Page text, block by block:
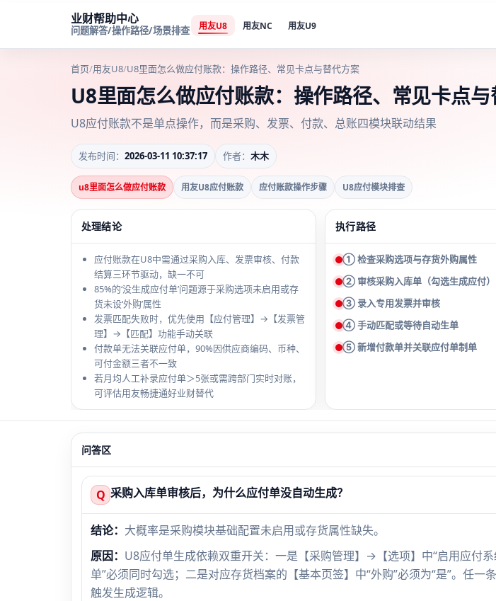
业财帮助中心
问题解答/操作路径/场景排查 用友U8 用友NC 用友U9
首页/用友U8/U8里面怎么做应付账款：操作路径、常见卡点与替代方案
U8里面怎么做应付账款：操作路径、常见卡点
U8应付账款不是单点操作，而是采购、发票、付款、总账四模块联动结果
发布时间： 2026-03-11 10:37:17 作者： 木木
u8里面怎么做应付账款 用友U8应付账款 应付账款操作步骤 U8应付模块排查
处理结论
应付账款在U8中需通过采购入库、发票审核、付款
结算三环节驱动，缺一不可
85%的‘没生成应付单’问题源于采购选项未启用或存
货未设‘外购’属性
发票匹配失败时，优先使用【应付管理】→【发票管
理】→【匹配】功能手动关联
付款单无法关联应付单，90%因供应商编码、币种、
可付金额三者不一致
若月均人工补录应付单＞5张或需跨部门实时对账，
可评估用友畅捷通好业财替代
执行路径
① 检查采购选项与存货外购属性
② 审核采购入库单（勾选生成应付）
③ 录入专用发票并审核
④ 手动匹配或等待自动生单
⑤ 新增付款单并关联应付单制单
问答区
Q 采购入库单审核后，为什么应付单没自动生成？
结论： 大概率是采购模块基础配置未启用或存货属性缺失。
原因： U8应付单生成依赖双重开关：一是【采购管理】→【选项】中“启用应付系
单”必须同时勾选；二是对应存货档案的【基本页签】中“外购”必须为“是”。任一
触发生成逻辑。